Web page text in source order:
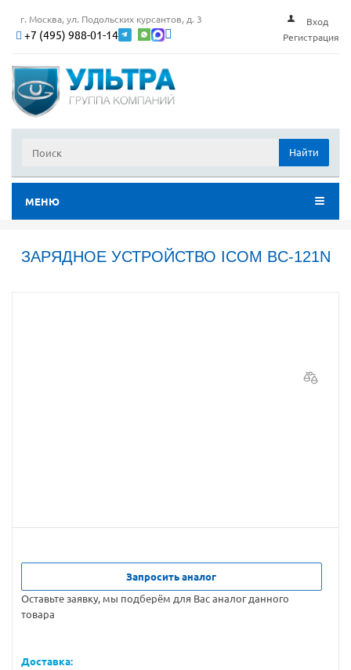
г. Москва, ул. Подольских курсантов, д. 3
+7 (495) 988-01-14
Вход
Регистрация
Найти
МЕНЮ
ЗАРЯДНОЕ УСТРОЙСТВО ICOM BC-121N
Запросить аналог
Оставьте заявку, мы подберём для Вас аналог данного
товара
Доставка: